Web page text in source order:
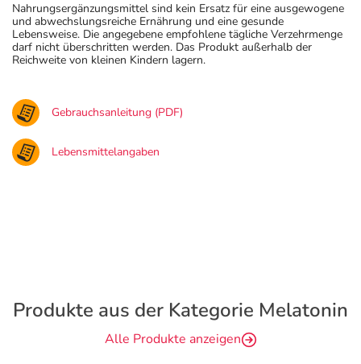
Nahrungsergänzungsmittel sind kein Ersatz für eine ausgewogene
und abwechslungsreiche Ernährung und eine gesunde
Lebensweise. Die angegebene empfohlene tägliche Verzehrmenge
darf nicht überschritten werden. Das Produkt außerhalb der
Reichweite von kleinen Kindern lagern.
Gebrauchsanleitung (PDF)
Lebensmittelangaben
Produkte aus der Kategorie Melatonin
Alle Produkte anzeigen